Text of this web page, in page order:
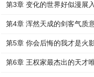
第3章 变化的世界好似漫展
第4章 浑然天成的剑客气质
第5章 你会后悔的我才是火
第6章 王权家最杰出的天才